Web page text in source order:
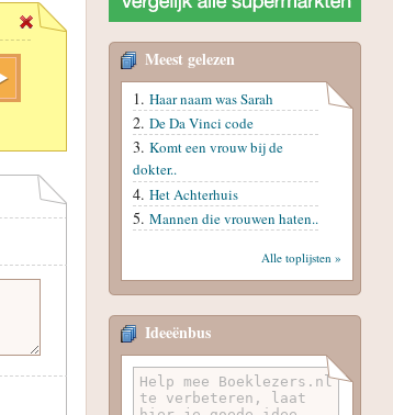
Meest gelezen
Haar naam was Sarah
De Da Vinci code
Komt een vrouw bij de
dokter..
Het Achterhuis
Mannen die vrouwen haten..
Alle toplijsten »
Ideeënbus